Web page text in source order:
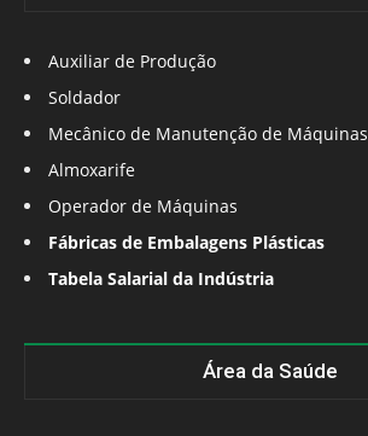
Auxiliar de Produção
Soldador
Mecânico de Manutenção de Máquinas
Almoxarife
Operador de Máquinas
Fábricas de Embalagens Plásticas
Tabela Salarial da Indústria
Área da Saúde